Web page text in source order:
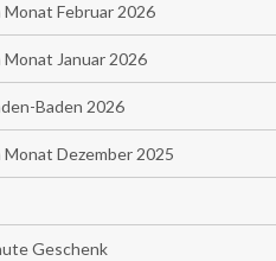
Februar 2026
Januar 2026
Baden 2026
Dezember 2025
Geschenk